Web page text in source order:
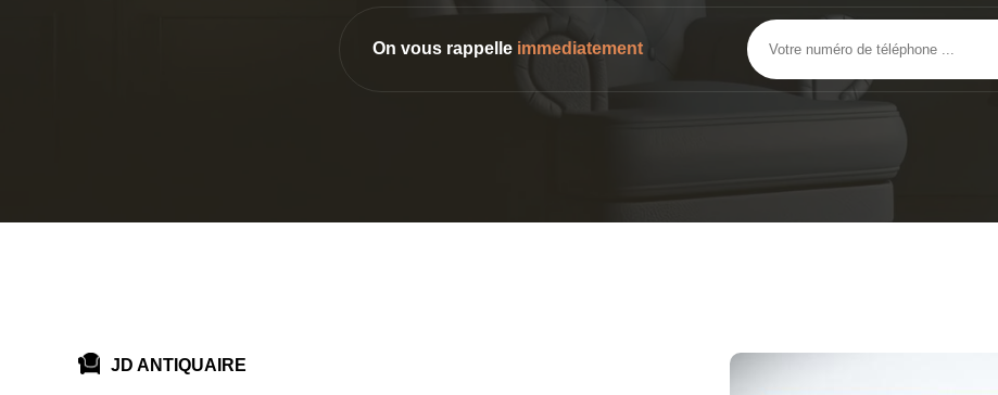
On vous rappelle immediatement
JD ANTIQUAIRE